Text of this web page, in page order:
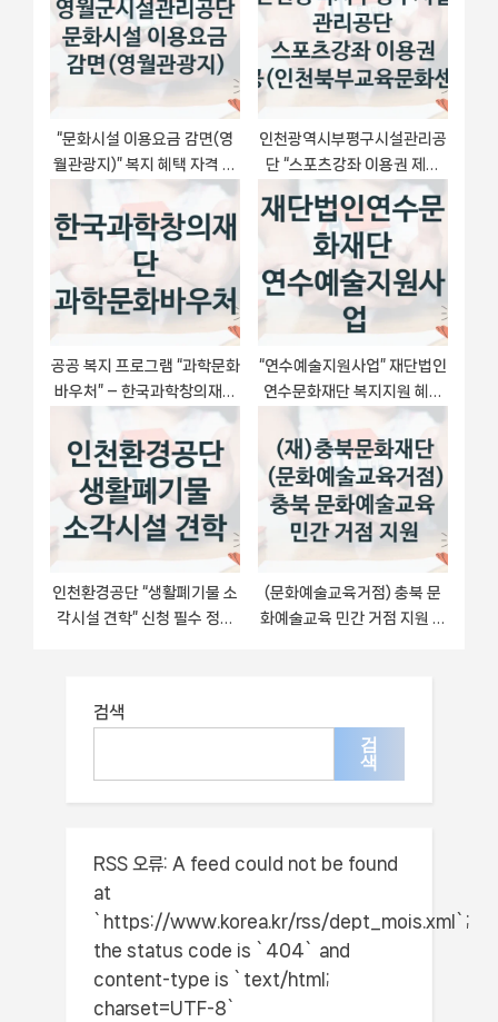
s
t
:
“문화시설 이용요금 감면(영
월관광지)” 복지 혜택 자격 심
사 및 접수 일정 – 영월군시설
관리공단 지원 정책
인천광역시부평구시설관리공
단 “스포츠강좌 이용권 제공
(인천북부교육문화센터)” 복
지 지원혜택 – 자격 조건과 구
비 서류
공공 복지 프로그램 “과학문화
바우처” – 한국과학창의재단
자격 요건과 신청 방법
“연수예술지원사업” 재단법인
연수문화재단 복지지원 혜택
– 신청 조건과 자격 조건
인천환경공단 “생활폐기물 소
각시설 견학” 신청 필수 정보
(문화예술교육거점) 충북 문
화예술교육 민간 거점 지원 신
검색
검
색
RSS 오류: A feed could not be found
at
`https://www.korea.kr/rss/dept_mois.xml`;
the status code is `404` and
content-type is `text/html;
charset=UTF-8`